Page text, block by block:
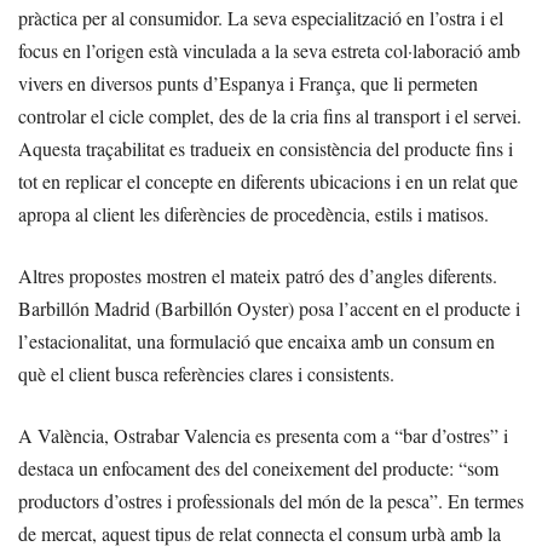
pràctica per al consumidor. La seva especialització en l’ostra i el
focus en l’origen està vinculada a la seva estreta col·laboració amb
vivers en diversos punts d’Espanya i França, que li permeten
controlar el cicle complet, des de la cria fins al transport i el servei.
Aquesta traçabilitat es tradueix en consistència del producte fins i
tot en replicar el concepte en diferents ubicacions i en un relat que
apropa al client les diferències de procedència, estils i matisos.
Altres propostes mostren el mateix patró des d’angles diferents.
Barbillón Madrid (Barbillón Oyster) posa l’accent en el producte i
l’estacionalitat, una formulació que encaixa amb un consum en
què el client busca referències clares i consistents.
A València, Ostrabar Valencia es presenta com a “bar d’ostres” i
destaca un enfocament des del coneixement del producte: “som
productors d’ostres i professionals del món de la pesca”. En termes
de mercat, aquest tipus de relat connecta el consum urbà amb la